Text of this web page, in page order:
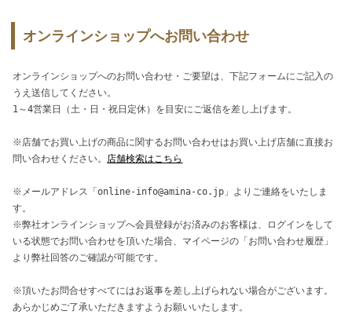
オンラインショップへお問い合わせ
オンラインショップへのお問い合わせ・ご要望は、下記フォームにご記入の
うえ送信してください。
1～4営業日（土・日・祝日定休）を目安にご返信を差し上げます。
※店舗でお買い上げの商品に関するお問い合わせはお買い上げ店舗に直接お
問い合わせください。 店舗検索はこちら
※メールアドレス「online-info@amina-co.jp」よりご連絡をいたしま
す。
※弊社オンラインショップへ会員登録がお済みのお客様は、ログインをして
いる状態でお問い合わせを頂いた場合、マイページの「お問い合わせ履歴」
より弊社回答のご確認が可能です。
※頂いたお問合せすべてにはお返事を差し上げられない場合がございます。
あらかじめご了承いただきますようお願いいたします。